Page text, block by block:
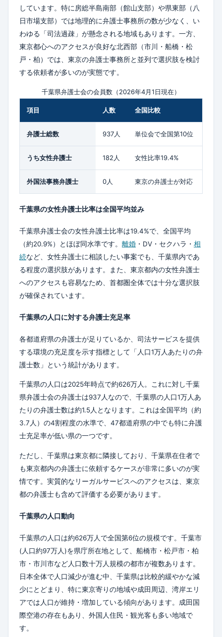
しています。特に房総半島南部（館山支部）や県東部（八
日市場支部）では地理的に弁護士事務所の数が少なく、い
わゆる「司法過疎」が懸念される地域もあります。一方、
東京都心へのアクセスが良好な北西部（市川・船橋・松
戸・柏）では、東京の弁護士事務所と並列で選択肢を検討
する依頼者が多いのが実態です。
千葉県弁護士会の会員数（2026年4月1日現在）
項目 人数 全国比較
弁護士総数 937人 単位会で全国第10位
うち女性弁護士 182人 女性比率19.4%
外国法事務弁護士 0人 東京の弁護士が対応
千葉県の女性弁護士比率は全国平均並み
千葉県弁護士会の女性弁護士比率は19.4%で、全国平均
（約20.9%）とほぼ同水準です。 離婚 ・DV・セクハラ・ 相
続など、女性弁護士に相談したい事案でも、千葉県内であ
る程度の選択肢があります。また、東京都内の女性弁護士
へのアクセスも容易なため、首都圏全体では十分な選択肢
が確保されています。
千葉県の人口に対する弁護士充足率
各都道府県の弁護士が足りているか、司法サービスを提供
する環境の充足度を示す指標として「人口1万人あたりの弁
護士数」という統計があります。
千葉県の人口は2025年時点で約626万人。これに対し千葉
県弁護士会の弁護士は937人なので、千葉県の人口1万人あ
たりの弁護士数は約1.5人となります。これは全国平均（約
3.7人）の4割程度の水準で、47都道府県の中でも特に弁護
士充足率が低い県の一つです。
ただし、千葉県は東京都に隣接しており、千葉県在住者で
も東京都内の弁護士に依頼するケースが非常に多いのが実
情です。実質的なリーガルサービスへのアクセスは、東京
都の弁護士も含めて評価する必要があります。
千葉県の人口動向
千葉県の人口は約626万人で全国第6位の規模です。千葉市
(人口約97万人)を県庁所在地として、船橋市・松戸市・柏
市・市川市など人口数十万人規模の都市が複数あります。
日本全体で人口減少が進む中、千葉県は比較的緩やかな減
少にとどまり、特に東京寄りの地域や成田周辺、湾岸エリ
アでは人口が維持・増加している傾向があります。成田国
際空港の存在もあり、外国人住民・観光客も多い地域で
す。